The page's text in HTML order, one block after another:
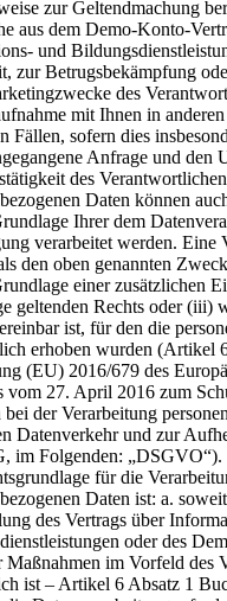
zur Geltendmachung
aus dem Demo-Konto-
und
zur Betrugsbekämpfung
des
mit Ihnen in anderen
Fällen, sofern dies
Anfrage und den
des
Daten können
Ihrer dem
verarbeitet werden. Eine
den oben genannten
einer zusätzlichen
geltenden Rechts oder (iii)
ist, für den die
erhoben wurden (Artikel
(EU) 2016/679 des
vom 27. April 2016 zum
bei der Verarbeitung
Datenverkehr und zur
im Folgenden: „DSGVO“).
für die
Daten ist: a.
des Vertrags über
oder des
im Vorfeld des
ist – Artikel 6 Absatz 1